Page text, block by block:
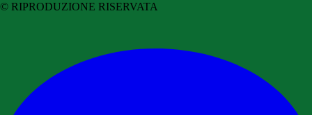
© RIPRODUZIONE RISERVATA